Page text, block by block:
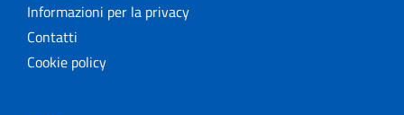
Informazioni per la privacy
Contatti
Cookie policy